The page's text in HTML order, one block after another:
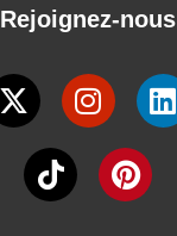
Rejoignez-nous